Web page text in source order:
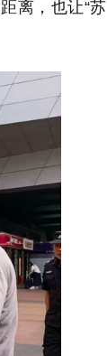
离，也让“苏